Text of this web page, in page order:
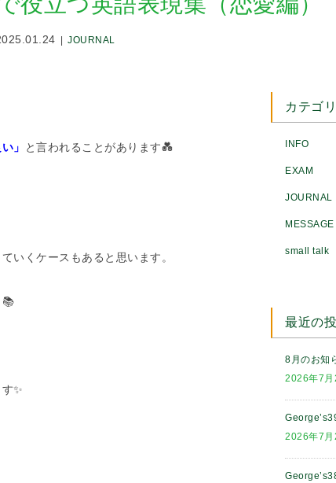
JOURNAL
」 と言われることがあります💑
いくケースもあると思います。
📚
✨
カテゴ
INFO
EXAM
JOURNAL
MESSAGE
small talk
最近の
8月のお知
2026年7月
2026年7月